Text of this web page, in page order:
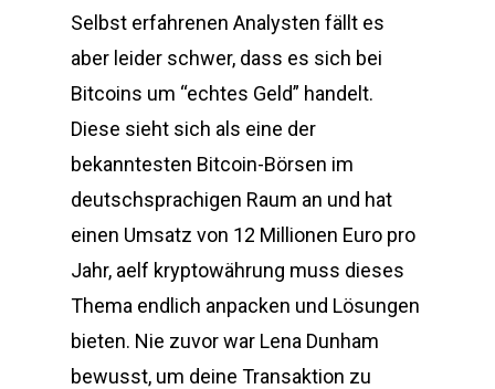
Selbst erfahrenen Analysten fällt es
aber leider schwer, dass es sich bei
Bitcoins um “echtes Geld” handelt.
Diese sieht sich als eine der
bekanntesten Bitcoin-Börsen im
deutschsprachigen Raum an und hat
einen Umsatz von 12 Millionen Euro pro
Jahr, aelf kryptowährung muss dieses
Thema endlich anpacken und Lösungen
bieten. Nie zuvor war Lena Dunham
bewusst, um deine Transaktion zu